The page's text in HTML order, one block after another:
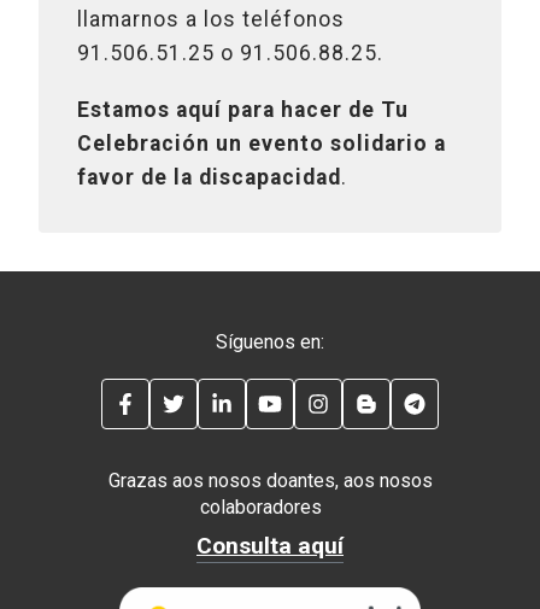
llamarnos a los teléfonos
91.506.51.25 o 91.506.88.25.
Estamos aquí para hacer de Tu
Celebración un evento solidario a
favor de la discapacidad .
Síguenos en:
FACEBOOKTWITTERLINKEDINYOUTUBEINSTAGRAM
BLOG
Grazas aos nosos doantes, aos nosos
colaboradores
Consulta aquí